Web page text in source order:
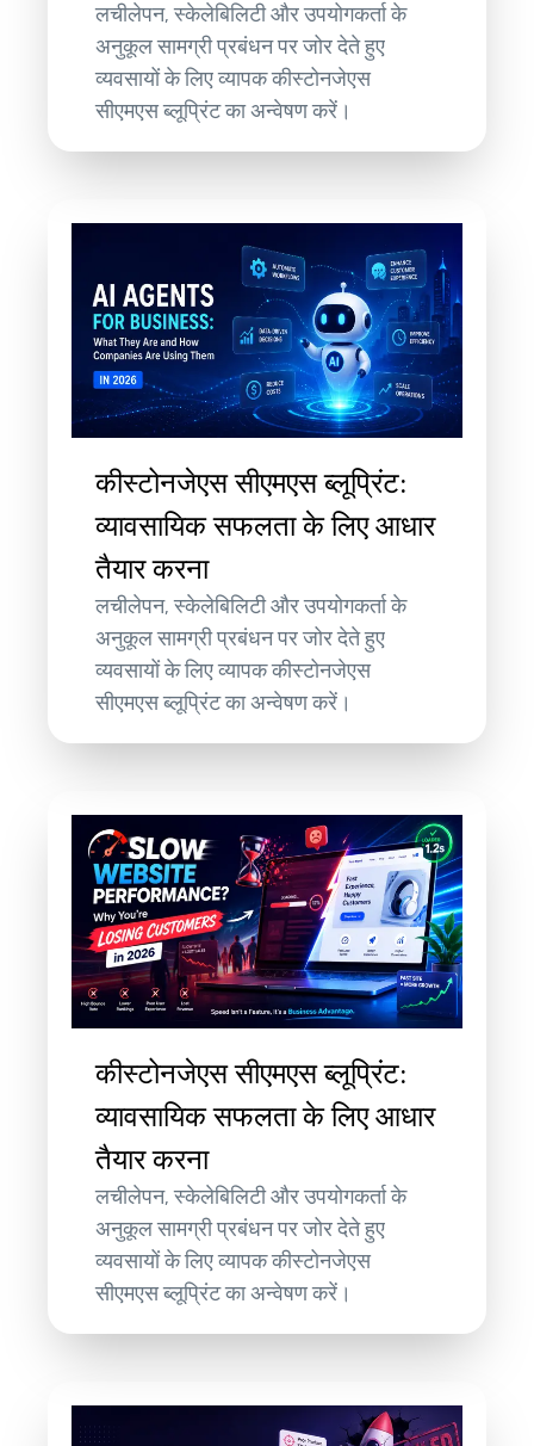
लचीलेपन, स्केलेबिलिटी और उपयोगकर्ता के
अनुकूल सामग्री प्रबंधन पर जोर देते हुए
व्यवसायों के लिए व्यापक कीस्टोनजेएस
सीएमएस ब्लूप्रिंट का अन्वेषण करें।
कीस्टोनजेएस सीएमएस ब्लूप्रिंट:
व्यावसायिक सफलता के लिए आधार
तैयार करना
लचीलेपन, स्केलेबिलिटी और उपयोगकर्ता के
अनुकूल सामग्री प्रबंधन पर जोर देते हुए
व्यवसायों के लिए व्यापक कीस्टोनजेएस
सीएमएस ब्लूप्रिंट का अन्वेषण करें।
कीस्टोनजेएस सीएमएस ब्लूप्रिंट:
व्यावसायिक सफलता के लिए आधार
तैयार करना
लचीलेपन, स्केलेबिलिटी और उपयोगकर्ता के
अनुकूल सामग्री प्रबंधन पर जोर देते हुए
व्यवसायों के लिए व्यापक कीस्टोनजेएस
सीएमएस ब्लूप्रिंट का अन्वेषण करें।